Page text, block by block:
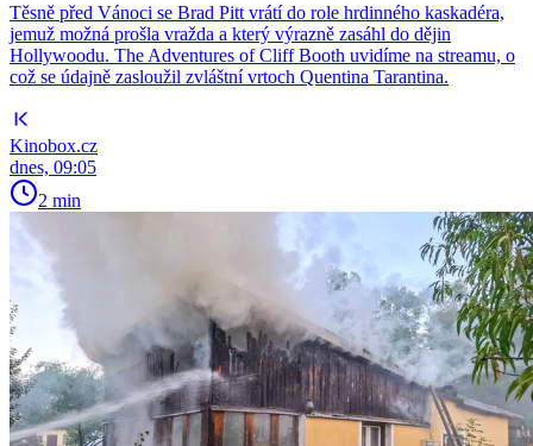
Těsně před Vánoci se Brad Pitt vrátí do role hrdinného kaskadéra,
jemuž možná prošla vražda a který výrazně zasáhl do dějin
Hollywoodu. The Adventures of Cliff Booth uvidíme na streamu, o
což se údajně zasloužil zvláštní vrtoch Quentina Tarantina.
Kinobox.cz
dnes, 09:05
2 min